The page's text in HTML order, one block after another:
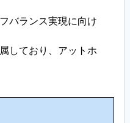
バランス実現に向け
しており、アットホ